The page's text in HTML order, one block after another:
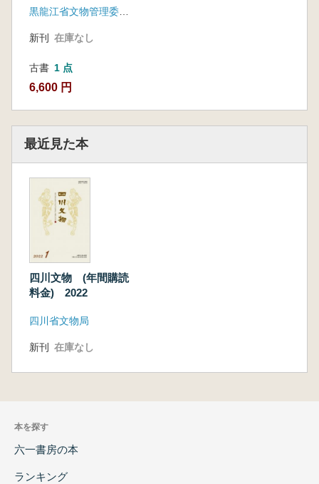
新刊 在庫なし
古書 1 点
6,600 円
最近見た本
四川文物 (年間購読
料金) 2022
四川省文物局
新刊 在庫なし
本を探す
六一書房の本
ランキング